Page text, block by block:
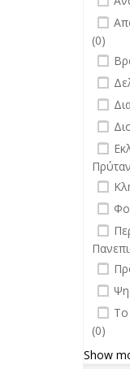
(0)
Το
(0)
Show